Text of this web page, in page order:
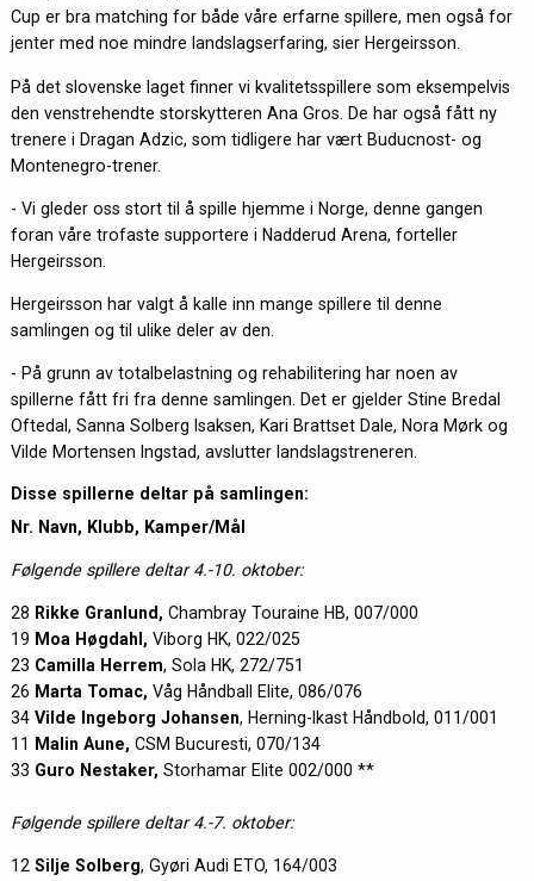
Cup er bra matching for både våre erfarne spillere, men også for
jenter med noe mindre landslagserfaring, sier Hergeirsson.
På det slovenske laget finner vi kvalitetsspillere som eksempelvis
den venstrehendte storskytteren Ana Gros. De har også fått ny
trenere i Dragan Adzic, som tidligere har vært Buducnost- og
Montenegro-trener.
- Vi gleder oss stort til å spille hjemme i Norge, denne gangen
foran våre trofaste supportere i Nadderud Arena, forteller
Hergeirsson.
Hergeirsson har valgt å kalle inn mange spillere til denne
samlingen og til ulike deler av den.
- På grunn av totalbelastning og rehabilitering har noen av
spillerne fått fri fra denne samlingen. Det er gjelder Stine Bredal
Oftedal, Sanna Solberg Isaksen, Kari Brattset Dale, Nora Mørk og
Vilde Mortensen Ingstad, avslutter landslagstreneren.
Disse spillerne deltar på samlingen:
Nr. Navn, Klubb, Kamper/Mål
Følgende spillere deltar 4.-10. oktober:
28 Rikke Granlund, Chambray Touraine HB, 007/000
19 Moa Høgdahl, Viborg HK, 022/025
23 Camilla Herrem, Sola HK, 272/751
26 Marta Tomac, Våg Håndball Elite, 086/076
34 Vilde Ingeborg Johansen, Herning-Ikast Håndbold, 011/001
11
Malin Aune, CSM Bucuresti, 070/134
33 Guro Nestaker, Storhamar Elite 002/000 **
Følgende spillere deltar 4.-7. oktober:
12Silje Solberg, Gyøri Audi ETO, 164/003